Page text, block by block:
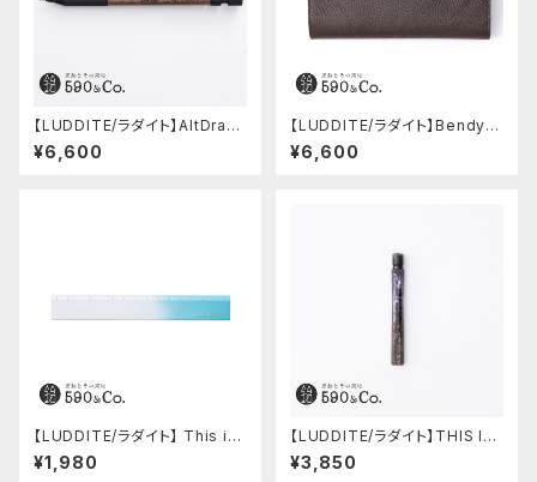
【LUDDITE/ラダイト】AltDraw
0.5 ブラック(ウォルナット)
¥6,600
【LUDDITE/ラダイト】Bendy P
encase Essential / ADRIA L
eather (WK)
¥6,600
【LUDDITE/ラダイト】 This in
dustrial / A6063 Ruler (SV/
TQ)
¥1,980
【LUDDITE/ラダイト】THIS IN
DUSTRIAL 芯ケース2 (Facto
ry Model RE)
¥3,850